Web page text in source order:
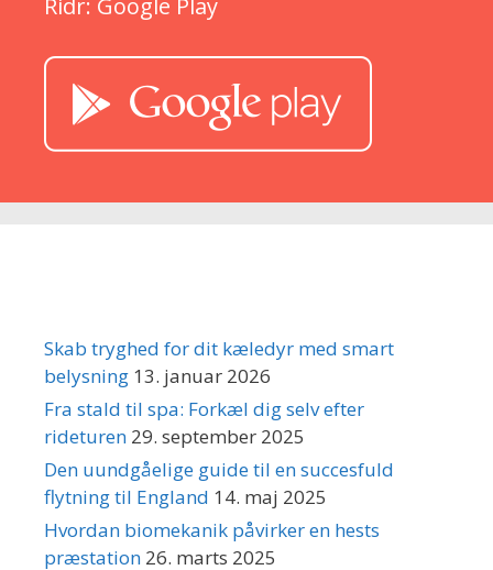
Ridr: Google Play
Skab tryghed for dit kæledyr med smart
belysning 13. januar 2026
Fra stald til spa: Forkæl dig selv efter
rideturen 29. september 2025
Den uundgåelige guide til en succesfuld
flytning til England 14. maj 2025
Hvordan biomekanik påvirker en hests
præstation 26. marts 2025